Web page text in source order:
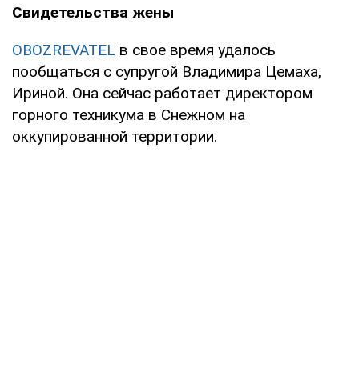
Свидетельства жены
OBOZREVATEL в свое время удалось
пообщаться с супругой Владимира Цемаха,
Ириной. Она сейчас работает директором
горного техникума в Снежном на
оккупированной территории.